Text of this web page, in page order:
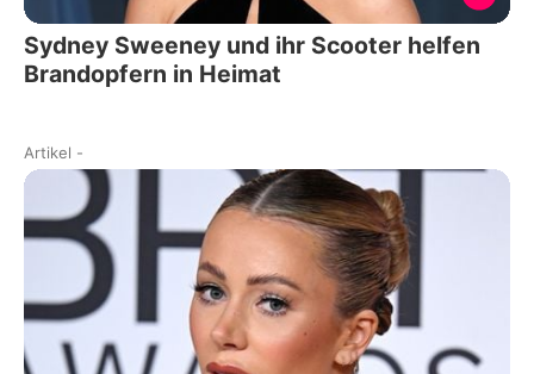
Sydney Sweeney und ihr Scooter helfen
Brandopfern in Heimat
Artikel -